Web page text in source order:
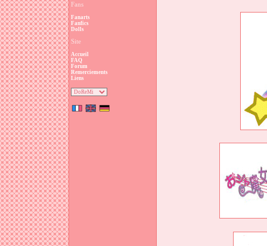
Fans
Fanarts
Fanfics
Dolls
Site
Accueil
FAQ
Forum
Remerciements
Liens